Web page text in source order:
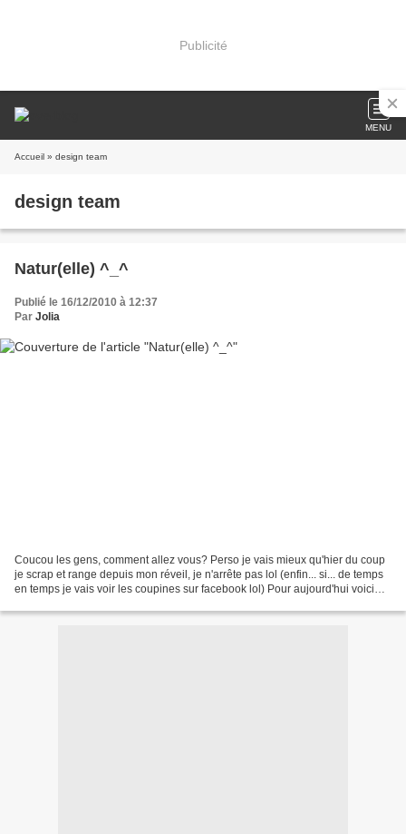
Publicité
MENU
Accueil » design team
design team
Natur(elle) ^_^
Publié le 16/12/2010 à 12:37
Par Jolia
Coucou les gens, comment allez vous? Perso je vais mieux qu'hier du coup
je scrap et range depuis mon réveil, je n'arrête pas lol (enfin... si... de temps
en temps je vais voir les coupines sur facebook lol) Pour aujourd'hui voici